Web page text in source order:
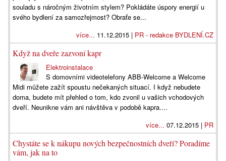
souladu s náročným životním stylem? Pokládáte úspory energií u
svého bydlení za samozřejmost? Obraťe se...
více... 11.12.2015 | PR - redakce BYDLENÍ.CZ
Když na dveře zazvoní kapr
Elektroinstalace
S domovními videotelefony ABB-Welcome a Welcome
Midi můžete zažít spoustu nečekaných situací. I když nebudete
doma, budete mít přehled o tom, kdo zvonil u vašich vchodových
dveří. Neunikne vám ani návštěva v podobě kapra....
více... 07.12.2015 | PR
Chystáte se k nákupu nových bezpečnostních dveří? Poradíme
vám, jak na to